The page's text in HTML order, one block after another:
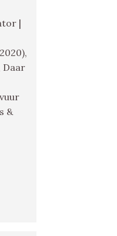
|
Daar
&